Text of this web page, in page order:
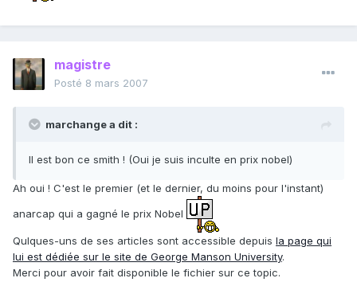
magistre
Posté 8 mars 2007
marchange a dit :
Il est bon ce smith ! (Oui je suis inculte en prix nobel)
Ah oui ! C'est le premier (et le dernier, du moins pour l'instant)
anarcap qui a gagné le prix Nobel
Qulques-uns de ses articles sont accessible depuis la page qui
lui est dédiée sur le site de George Manson University.
Merci pour avoir fait disponible le fichier sur ce topic.